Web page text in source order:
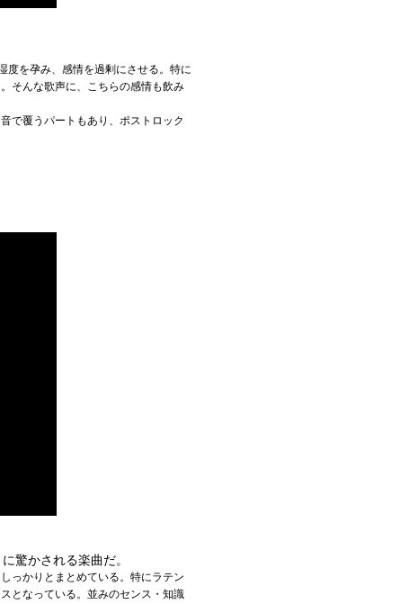
度を孕み、感情を過剰にさせる。特に
そんな歌声に、こちらの感情も飲み
で覆うパートもあり、ポストロック
驚かされる楽曲だ。
っかりとまとめている。特にラテン
となっている。並みのセンス・知識